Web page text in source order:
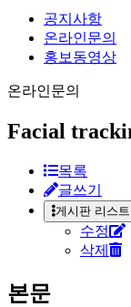
공지사항
온라인문의
홍보동영상
온라인문의
Facial
목록
글쓰기
게시판 리스
수정
삭제
본문